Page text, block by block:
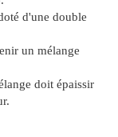
d'une double
un mélange
doit épaissir